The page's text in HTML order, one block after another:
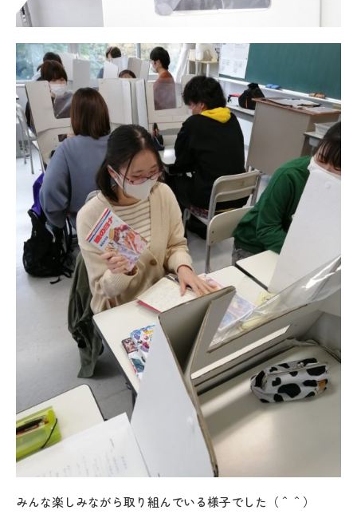
みんな楽しみながら取り組んでいる様子でした（＾＾）